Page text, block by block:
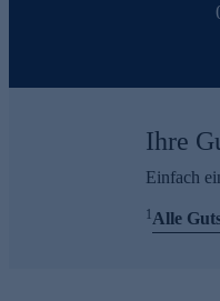
Ihre
Einfach
1Alle